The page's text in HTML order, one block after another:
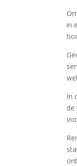
in
In
de